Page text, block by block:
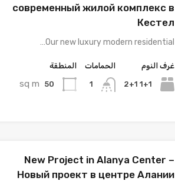
современный жилой комплекс в
Кестел
Our new luxury modern residential…
غرف النوم
1+1 2+1
الحمامات
1
المنطقة
50
sq m
New Project in Alanya Center –
Новый проект в центре Алании